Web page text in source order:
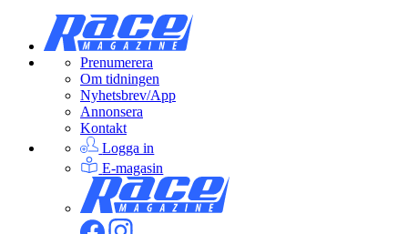
Prenumerera
Om tidningen
Nyhetsbrev/App
Annonsera
Kontakt
Logga in
E-magasin